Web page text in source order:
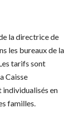
la directrice de
les bureaux de la
tarifs sont
Caisse
individualisés en
familles.